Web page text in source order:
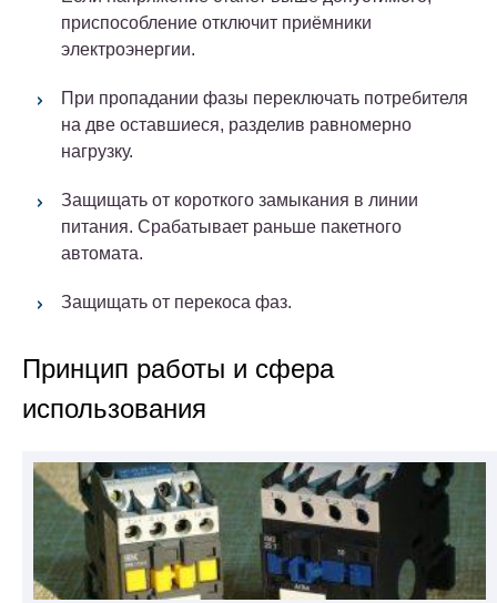
приспособление отключит приёмники
электроэнергии.
При пропадании фазы переключать потребителя
на две оставшиеся, разделив равномерно
нагрузку.
Защищать от короткого замыкания в линии
питания. Срабатывает раньше пакетного
автомата.
Защищать от перекоса фаз.
Принцип работы и сфера
использования